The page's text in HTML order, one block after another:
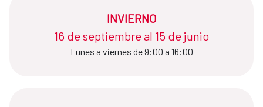
INVIERNO
16 de septiembre al 15 de junio​​​​​​​
Lunes a viernes de 9:00 a 16:00